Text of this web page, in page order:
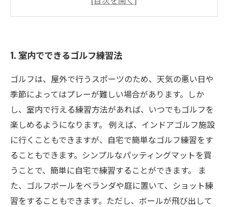
1. 室内でできるゴルフ練習法
ゴルフは、屋外で行うスポーツのため、天気の悪い日や
季節によってはプレーが難しい場合があります。しか
し、室内で行える練習方法があれば、いつでもゴルフを
楽しめるようになります。 例えば、インドアゴルフ施設
に行くこともできますが、自宅で簡単なゴルフ練習をす
ることもできます。シンプルなパッティングマットを買
うことで、簡単に自宅で練習することができます。 ま
た、ゴルフボールをベランダや庭に置いて、ショット練
習をすることもできます。ただし、ボールが飛び出して